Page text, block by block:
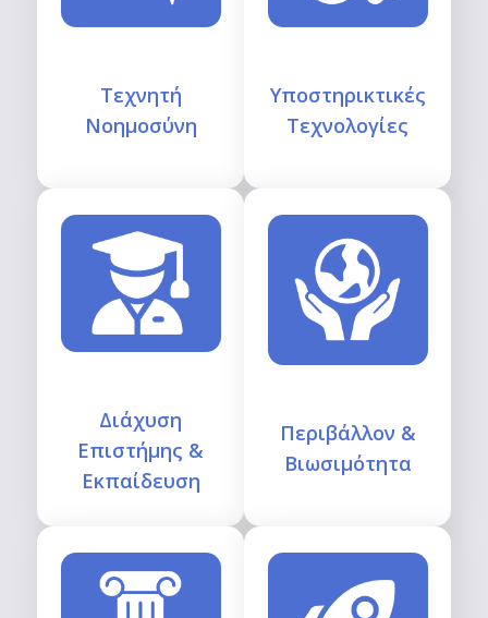
Τεχνητή
Νοημοσύνη
Υποστηρικτικές
Τεχνολογίες
Διάχυση
Eπιστήμης &
Eκπαίδευση
Περιβάλλον &
Βιωσιμότητα